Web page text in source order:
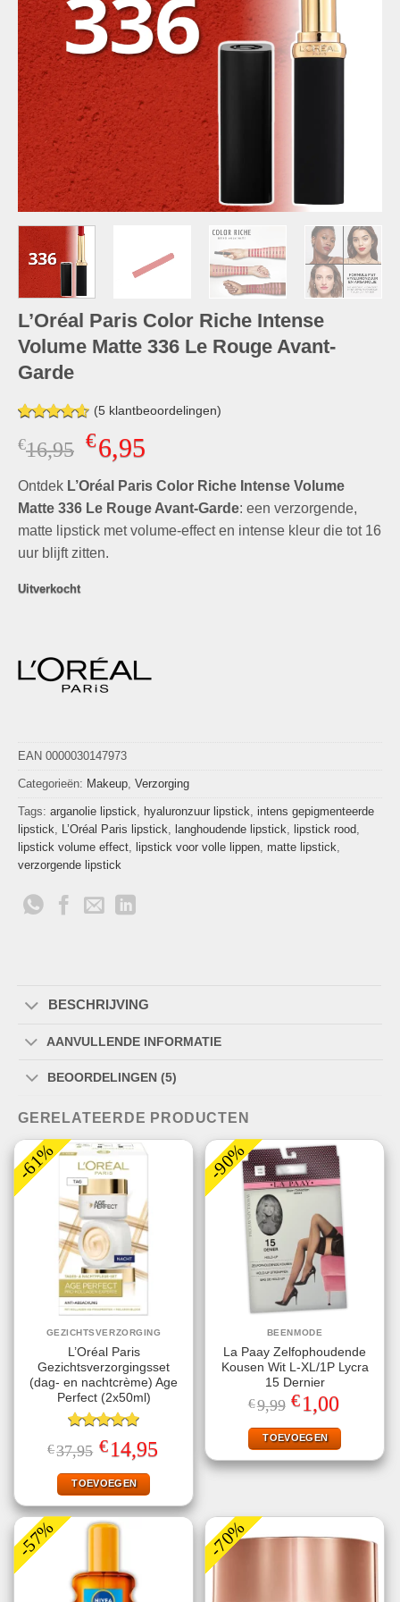
L’Oréal Paris Color Riche Intense
Volume Matte 336 Le Rouge Avant-
Garde
Gewaardeerd
4.60op 5
gebaseerd
waarderingen
(5klantbeoordelingen)
€16,95 Oorspronkelijke
prijs
was:
€16,95.
€6,95Huidige
is:
€6,95.
Ontdek L’Oréal Paris Color Riche Intense Volume
Matte 336 Le Rouge Avant-Garde: een verzorgende,
matte lipstick met volume-effect en intense kleur die tot 16
uur blijft zitten.
Uitverkocht
EAN 0000030147973
Categorieën: Makeup, Verzorging
Tags: arganolie lipstick, hyaluronzuur lipstick, intens gepigmenteerde
lipstick, L’Oréal Paris lipstick, langhoudende lipstick, lipstick rood,
lipstick volume effect, lipstick voor volle lippen, matte lipstick,
verzorgende lipstick
BESCHRIJVING
AANVULLENDE INFORMATIE
BEOORDELINGEN (5)
GERELATEERDE PRODUCTEN
-61%
GEZICHTSVERZORGING
L’Oréal Paris
Gezichtsverzorgingsset
(dag- en nachtcrème) Age
Perfect (2x50ml)
Gewaardeerd
5.00uit 5
€37,95 Oorspronkelijke
prijs
was:
€37,95.
€14,95prijs
TOEVOEGEN
-90%
BEENMODE
La Paay Zelfophoudende
Kousen Wit L-XL/1P Lycra
15 Dernier
€9,99 Oorspronkelijke
prijs
was:
€9,99.
€1,00
is:
€1,00.
TOEVOEGEN
-57% -70%